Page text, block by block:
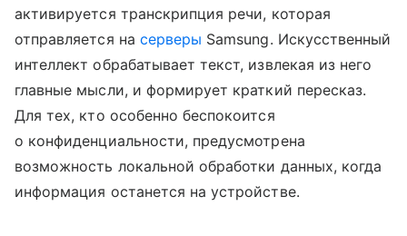
активируется транскрипция речи, которая
отправляется на серверы Samsung. Искусственный
интеллект обрабатывает текст, извлекая из него
главные мысли, и формирует краткий пересказ.
Для тех, кто особенно беспокоится
о конфиденциальности, предусмотрена
возможность локальной обработки данных, когда
информация останется на устройстве.